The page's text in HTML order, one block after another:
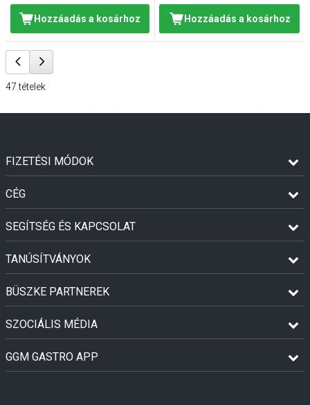
Hozzáadás a kosárhoz Hozzáadás a kosárhoz
47 tételek
FIZETÉSI MÓDOK
CÉG
SEGÍTSÉG ÉS KAPCSOLAT
TANÚSÍTVÁNYOK
BÜSZKE PARTNEREK
SZOCIÁLIS MÉDIA
GGM GASTRO APP